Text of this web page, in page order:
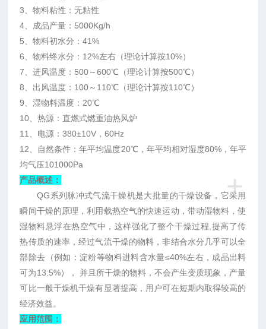
3 、物料粘性：无粘性
4 、成品产量： 5000Kg/h
5 、物料初水分：41%
6 、物料终水分： 12%左右（理论计算按10%）
7 、进风温度： 500～600℃ （理论计算按500℃）
8 、出风温度： 100～ 110℃ （理论计算按110℃）
9 、湿物料温度： 20℃
10 、热源：直燃式燃重油热风炉
11
、电源：380±10V ，60Hz
12 、自然条件：年平均温度20℃ ，年平均相对湿度80%，年平
均气压101000Pa
+
产品概述：
QG系列脉冲式气流干燥机是大批量的干燥设备，它采用
瞬间干燥的原理，利用载热空气的快速运动，带动湿物料，使
湿物料悬浮在热空气中，这样强化了整个干燥过程 提高了传
热传质的速率，经过气流干燥的物料，非结合水分几乎可以全
部除去（例如：淀粉等物料进料含水量≤40%左右，成品出料
可为13.5%）， 并且所干燥的物料，不会产生变质现象，产量
可比一般干燥机干燥有显著提高，用户可在短期内取得较高的
经济效益。
应用范围：